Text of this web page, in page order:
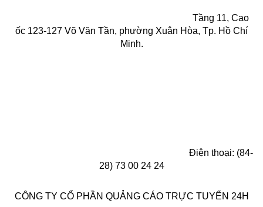
Tầng 11, Cao
ốc 123-127 Võ Văn Tần, phường Xuân Hòa, Tp. Hồ Chí
Minh.
Điện thoại: (84-
28) 73 00 24 24
CÔNG TY CỔ PHẦN QUẢNG CÁO TRỰC TUYẾN 24H